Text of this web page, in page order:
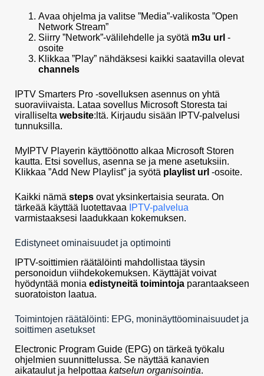
Avaa ohjelma ja valitse ”Media”-valikosta ”Open
Network Stream”
Siirry ”Network”-välilehdelle ja syötä m3u url -
osoite
Klikkaa ”Play” nähdäksesi kaikki saatavilla olevat
channels
IPTV Smarters Pro -sovelluksen asennus on yhtä
suoraviivaista. Lataa sovellus Microsoft Storesta tai
viralliselta website:ltä. Kirjaudu sisään IPTV-palvelusi
tunnuksilla.
MyIPTV Playerin käyttöönotto alkaa Microsoft Storen
kautta. Etsi sovellus, asenna se ja mene asetuksiin.
Klikkaa ”Add New Playlist” ja syötä playlist url -osoite.
Kaikki nämä steps ovat yksinkertaisia seurata. On
tärkeää käyttää luotettavaa
IPTV-palvelua
varmistaaksesi laadukkaan kokemuksen.
Edistyneet ominaisuudet ja optimointi
IPTV-soittimien räätälöinti mahdollistaa täysin
personoidun viihdekokemuksen. Käyttäjät voivat
hyödyntää monia edistyneitä toimintoja parantaakseen
suoratoiston laatua.
Toimintojen räätälöinti: EPG, moninäyttöominaisuudet ja
soittimen asetukset
Electronic Program Guide (EPG) on tärkeä työkalu
ohjelmien suunnittelussa. Se näyttää kanavien
aikataulut ja helpottaa katselun organisointia.